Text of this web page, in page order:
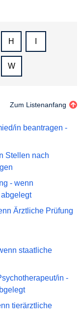
H
W
Zum Listenanfang
in beantragen -
Stellen nach
- wenn
Ärztliche Prüfung
staatliche
in -
tierärztliche